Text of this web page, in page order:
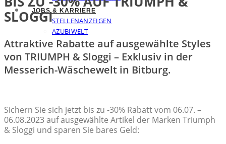
JOBS & KARRIERE
STELLENANZEIGEN
AZUBIWELT
SLOGGI
Attraktive Rabatte auf ausgewählte Styles
von TRIUMPH & Sloggi – Exklusiv in der
Messerich-Wäschewelt in Bitburg.
Sichern Sie sich jetzt bis zu -30% Rabatt vom 06.07. –
06.08.2023 auf ausgewählte Artikel der Marken Triumph
& Sloggi und sparen Sie bares Geld: